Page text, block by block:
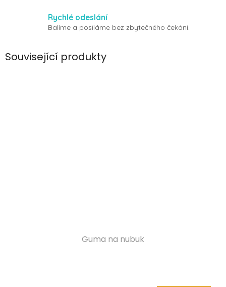
Rychlé odeslání
Balíme a posíláme bez zbytečného čekání.
Související produkty
Guma na nubuk